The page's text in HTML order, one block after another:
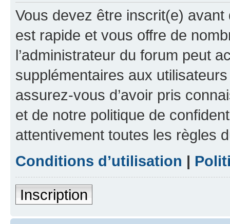
Vous devez être inscrit(e) avant
est rapide et vous offre de
l’administrateur du forum peut
supplémentaires aux
assurez-vous d’avoir pris
et de notre politique de
attentivement toutes les règles
Conditions d’utilisation |
Inscription